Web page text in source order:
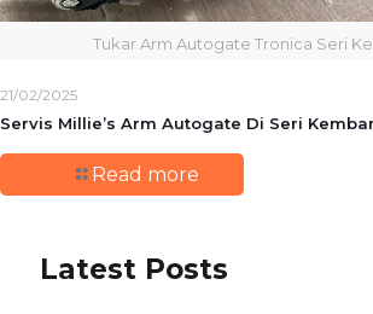
Tukar Arm Autogate Tronica Seri
21/02/2025
Servis Millie’s Arm Autogate Di Seri
Read more
Latest Posts